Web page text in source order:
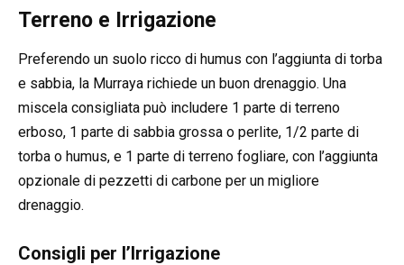
Terreno e Irrigazione
Preferendo un suolo ricco di humus con l’aggiunta di torba
e sabbia, la Murraya richiede un buon drenaggio. Una
miscela consigliata può includere 1 parte di terreno
erboso, 1 parte di sabbia grossa o perlite, 1/2 parte di
torba o humus, e 1 parte di terreno fogliare, con l’aggiunta
opzionale di pezzetti di carbone per un migliore
drenaggio.
Consigli per l’Irrigazione